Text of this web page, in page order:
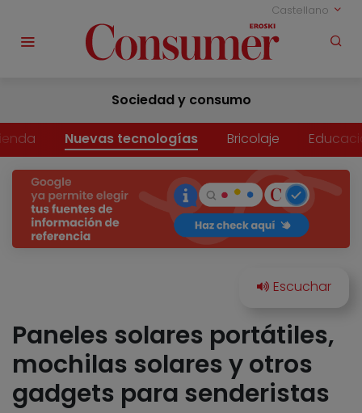
Castellano
Sociedad y consumo
Nuevas tecnologías Bricolaje
Paneles solares portátiles,
mochilas solares y otros
gadgets para senderistas